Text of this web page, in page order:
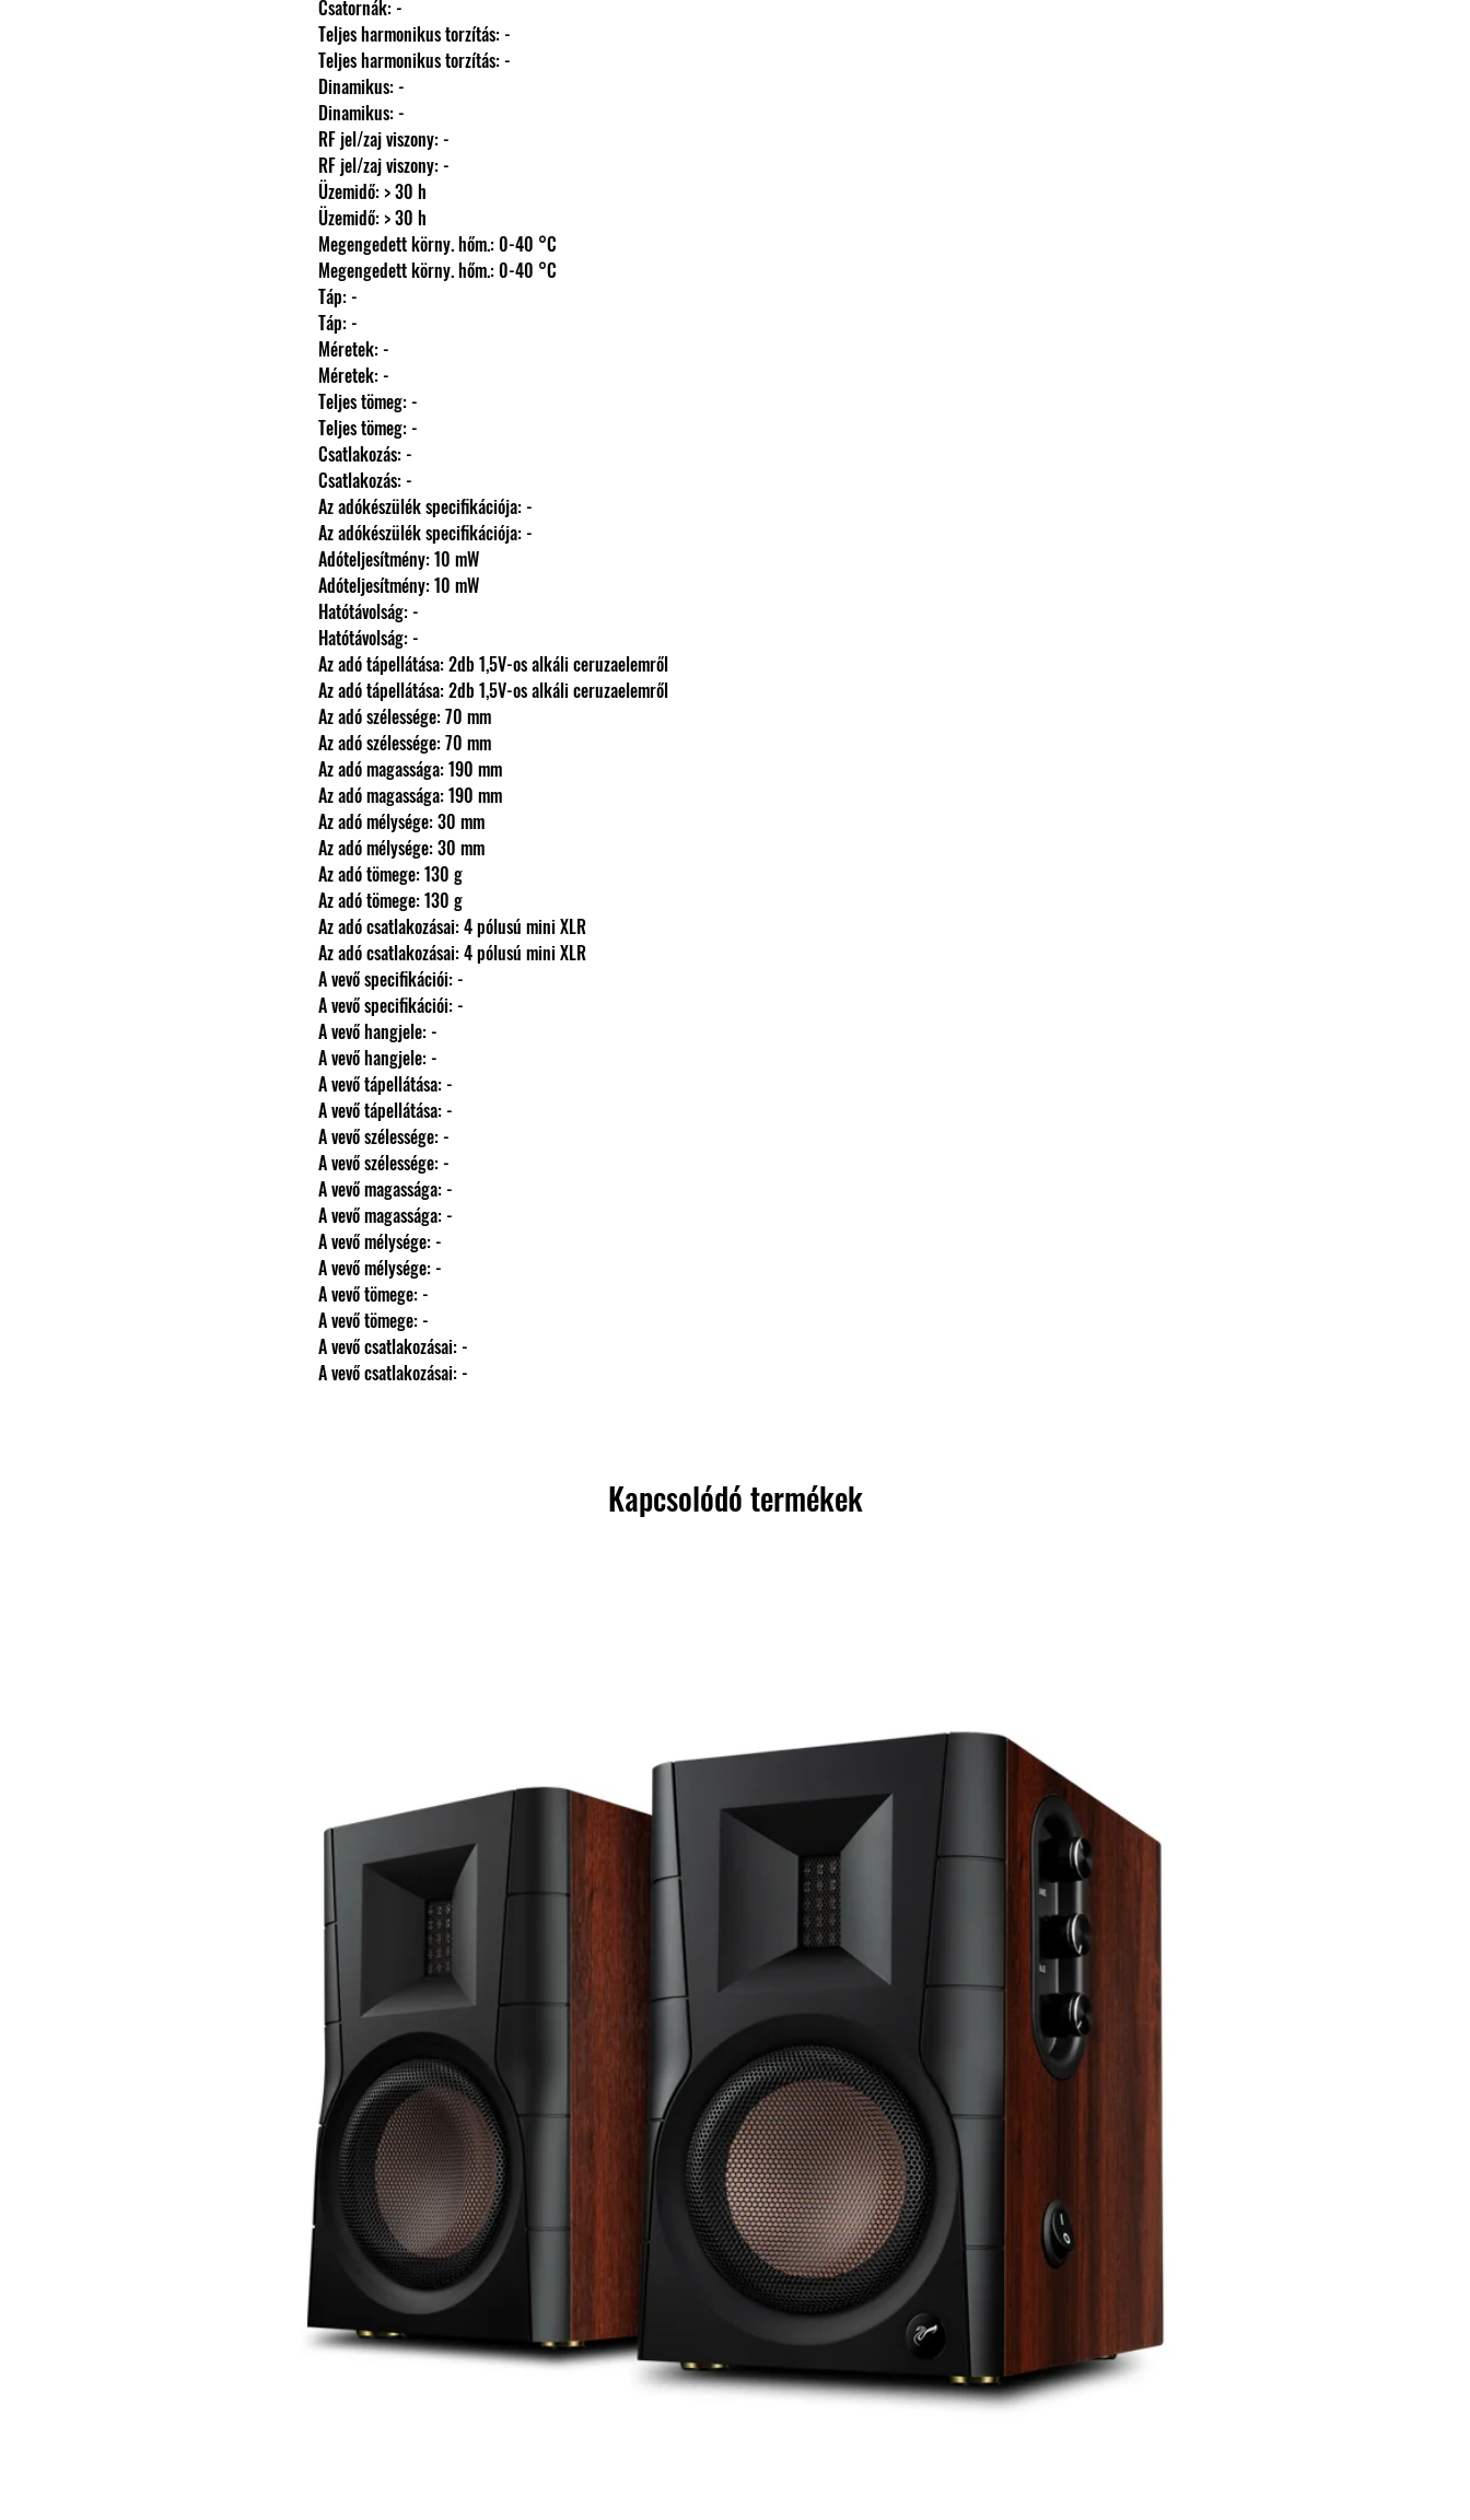
                Csatornák: -
                Teljes harmonikus torzítás: -
                Teljes harmonikus torzítás: -
                Dinamikus: -
                Dinamikus: -
                RF jel/zaj viszony: -
                RF jel/zaj viszony: -
                Üzemidő: > 30 h
                Üzemidő: > 30 h
                Megengedett körny. hőm.: 0-40 °C
                Megengedett körny. hőm.: 0-40 °C
                Táp: -
                Táp: -
                Méretek: -
                Méretek: -
                Teljes tömeg: -
                Teljes tömeg: -
                Csatlakozás: -
                Csatlakozás: -
                Az adókészülék specifikációja: -
                Az adókészülék specifikációja: -
                Adóteljesítmény: 10 mW
                Adóteljesítmény: 10 mW
                Hatótávolság: -
                Hatótávolság: -
                Az adó tápellátása: 2db 1,5V-os alkáli ceruzaelemről
                Az adó tápellátása: 2db 1,5V-os alkáli ceruzaelemről
                Az adó szélessége: 70 mm
                Az adó szélessége: 70 mm
                Az adó magassága: 190 mm
                Az adó magassága: 190 mm
                Az adó mélysége: 30 mm
                Az adó mélysége: 30 mm
                Az adó tömege: 130 g
                Az adó tömege: 130 g
                Az adó csatlakozásai: 4 pólusú mini XLR
                Az adó csatlakozásai: 4 pólusú mini XLR
                A vevő specifikációi: -
                A vevő specifikációi: -
                A vevő hangjele: -
                A vevő hangjele: -
                A vevő tápellátása: -
                A vevő tápellátása: -
                A vevő szélessége: -
                A vevő szélessége: -
                A vevő magassága: -
                A vevő magassága: -
                A vevő mélysége: -
                A vevő mélysége: -
                A vevő tömege: -
                A vevő tömege: -
                A vevő csatlakozásai: -
                A vevő csatlakozásai: -
Kapcsolódó termékek